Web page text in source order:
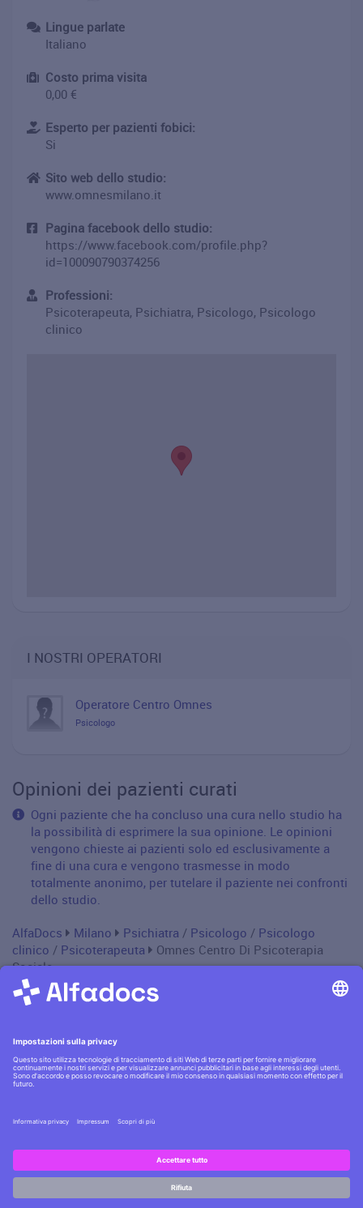
Lingue parlate
Italiano
Costo prima visita
0,00 €
Esperto per pazienti fobici:
Si
Sito web dello studio:
www.omnesmilano.it
Pagina facebook dello studio:
https://www.facebook.com/profile.php?
id=100090790374256
Professioni:
Psicoterapeuta, Psichiatra, Psicologo, Psicologo
clinico
I NOSTRI OPERATORI
Operatore Centro Omnes
Psicologo
Opinioni dei pazienti curati
Ogni paziente che ha concluso una cura nello studio ha
la possibilità di esprimere la sua opinione. Le opinioni
vengono chieste ai pazienti solo ed esclusivamente a
fine di una cura e vengono trasmesse in modo
totalmente anonimo, per tutelare il paziente nei confronti
dello studio.
AlfaDocs Milano Psichiatra / Psicologo / Psicologo
clinico / Psicoterapeuta
Omnes Centro Di Psicoterapia
Sociale
Scrivici
Informativa privacy·|· Condizioni generali·|·
Scopri lasicurezza AlfaDocs
Copyright © AlfaDocs GmbH - P.IVA DE301955405 - German
technology, Italian design